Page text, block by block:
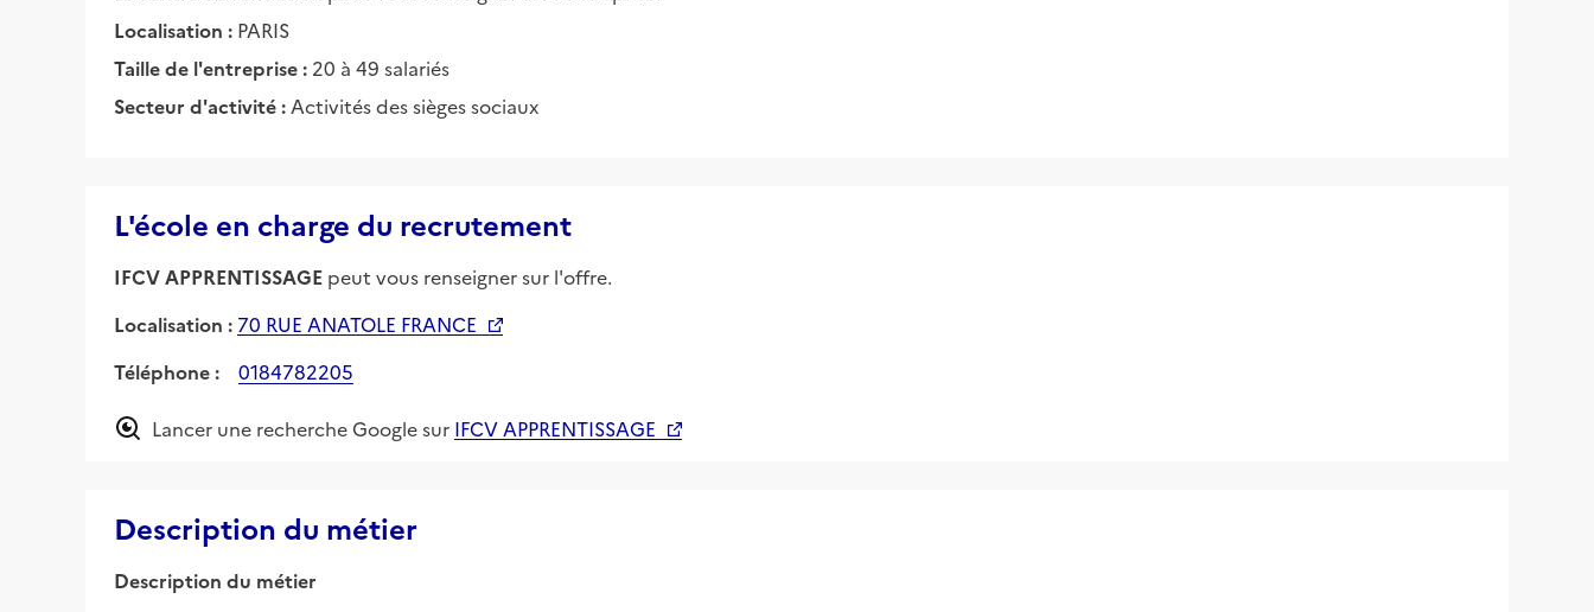
Localisation : PARIS
Taille de l'entreprise : 20 à 49 salariés
Secteur d'activité : Activités des sièges sociaux
L'école en charge du recrutement
IFCV APPRENTISSAGE peut vous renseigner sur l'offre.
Localisation : 70 RUE ANATOLE FRANCE
Téléphone :
0184782205
Lancer une recherche Google sur IFCV APPRENTISSAGE
Description du métier
Description du métier